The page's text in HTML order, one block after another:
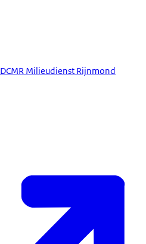
DCMR Milieudienst Rijnmond